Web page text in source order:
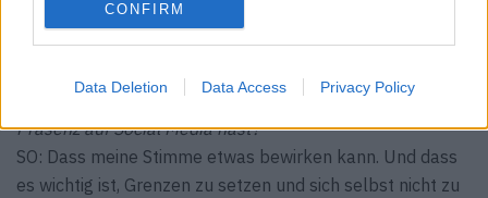
CONFIRM
Data Deletion Data Access Privacy Policy
„Ich glaube, es ist wichtig, auch eine Zukunft zu sehen, in
F: Was hast du über dich gelernt, seit du eine große
Präsenz auf Social Media hast?
SO: Dass meine Stimme etwas bewirken kann. Und dass
es wichtig ist, Grenzen zu setzen und sich selbst nicht zu